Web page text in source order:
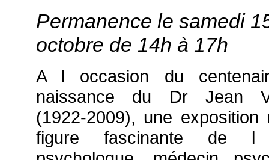
Permanence le samedi
octobre de 14h à 17h
A l occasion du
naissance du Dr Jean
(1922-2009), une exposition
figure fascinante de l